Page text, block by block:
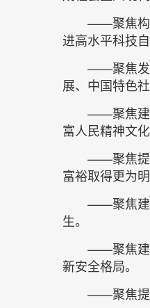
——聚焦构
进高水平科技
——聚焦发
展、中国特色
——聚焦建
富人民精神文
——聚焦提
富裕取得更为
——聚焦建
生。
——聚焦建
新安全格局。
——聚焦提